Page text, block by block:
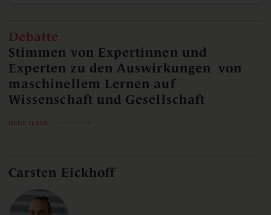
Debatte
Stimmen von Expertinnen und
Experten zu den Auswirkungen von
maschinellem Lernen auf
Wissenschaft und Gesellschaft
MEHR LESEN
Carsten Eickhoff